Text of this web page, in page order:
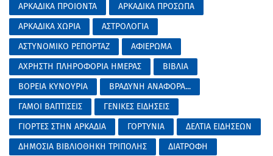
ΑΡΚΑΔΙΚΑ ΠΡΟΙΟΝΤΑ
ΑΡΚΑΔΙΚΑ ΠΡΟΣΩΠΑ
ΑΡΚΑΔΙΚΑ ΧΩΡΙΑ
ΑΣΤΡΟΛΟΓΙΑ
ΑΣΤΥΝΟΜΙΚΟ ΡΕΠΟΡΤΑΖ
ΑΦΙΕΡΩΜΑ
ΑΧΡΗΣΤΗ ΠΛΗΡΟΦΟΡΙΑ ΗΜΕΡΑΣ
ΒΙΒΛΙΑ
ΒΟΡΕΙΑ ΚΥΝΟΥΡΙΑ
ΒΡΑΔΥΝΗ ΑΝΑΦΟΡΑ...
ΓΑΜΟΙ ΒΑΠΤΙΣΕΙΣ
ΓΕΝΙΚΕΣ ΕΙΔΗΣΕΙΣ
ΓΙΟΡΤΕΣ ΣΤΗΝ ΑΡΚΑΔΙΑ
ΓΟΡΤΥΝΙΑ
ΔΕΛΤΙΑ ΕΙΔΗΣΕΩΝ
ΔΗΜΟΣΙΑ ΒΙΒΛΙΟΘΗΚΗ ΤΡΙΠΟΛΗΣ
ΔΙΑΤΡΟΦΗ